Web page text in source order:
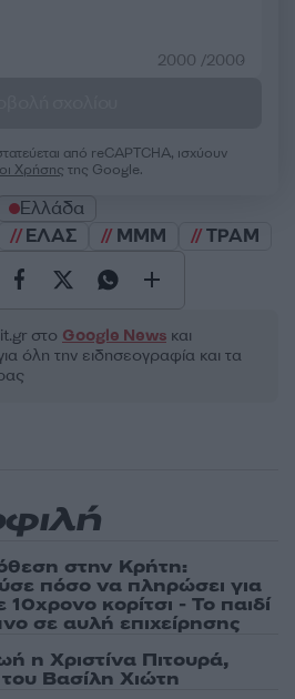
2000 /2000
από reCAPTCHA, ισχύουν
Χρήσης της Google.
Ελλάδα
ΕΛΑΣ ΜΜΜ ΤΡΑΜ
στο Google News και
όλη την ειδησεογραφία και τα
στην Κρήτη:
πόσο να πληρώσει για
κορίτσι - Το παιδί
σε αυλή επιχείρησης
η Χριστίνα Πιτουρά,
Βασίλη Χιώτη